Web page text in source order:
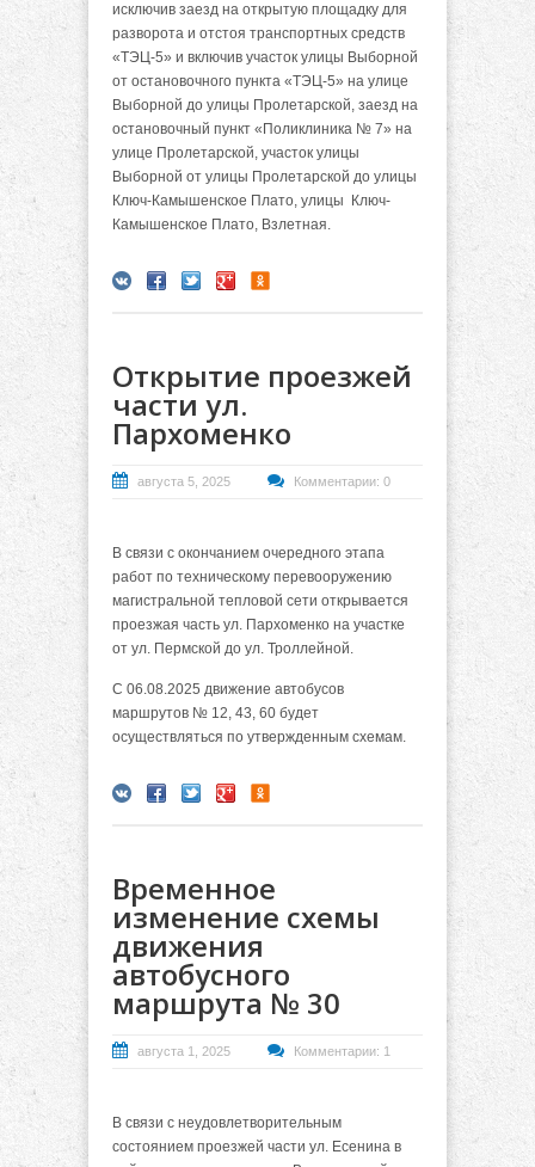
исключив заезд на открытую площадку для
разворота и отстоя транспортных средств
«ТЭЦ-5» и включив участок улицы Выборной
от остановочного пункта «ТЭЦ-5» на улице
Выборной до улицы Пролетарской, заезд на
остановочный пункт «Поликлиника № 7» на
улице Пролетарской, участок улицы
Выборной от улицы Пролетарской до улицы
Ключ-Камышенское Плато, улицы Ключ-
Камышенское Плато, Взлетная.
Открытие проезжей
части ул.
Пархоменко
августа 5, 2025 Комментарии: 0
В связи с окончанием очередного этапа
работ по техническому перевооружению
магистральной тепловой сети открывается
проезжая часть ул. Пархоменко на участке
от ул. Пермской до ул. Троллейной.
С 06.08.2025 движение автобусов
маршрутов № 12, 43, 60 будет
осуществляться по утвержденным схемам.
Временное
изменение схемы
движения
автобусного
маршрута № 30
августа 1, 2025 Комментарии: 1
В связи с неудовлетворительным
состоянием проезжей части ул. Есенина в